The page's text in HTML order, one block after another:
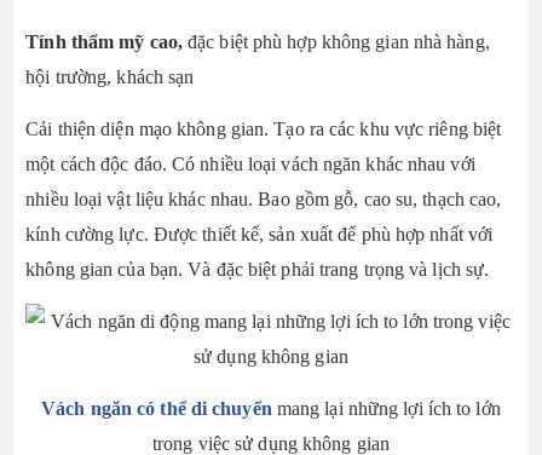
Tính thẩm mỹ cao,đặc biệt phù hợp không gian nhà hàng,
hội trường, khách sạn
Cải thiện diện mạo không gian. Tạo ra các khu vực riêng biệt
một cách độc đáo. Có nhiều loại vách ngăn khác nhau với
nhiều loại vật liệu khác nhau. Bao gồm gỗ, cao su, thạch cao,
kính cường lực. Được thiết kế, sản xuất để phù hợp nhất với
không gian của bạn. Và đặc biệt phải trang trọng và lịch sự.
Vách ngăn có thể di chuyển mang lại những lợi ích to lớn
trong việc sử dụng không gian